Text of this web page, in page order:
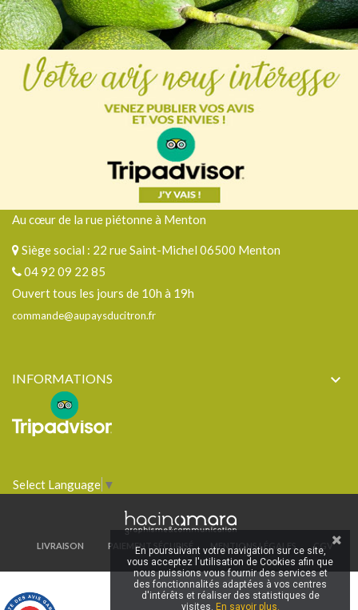
Au cœur de la rue piétonne à Menton
Siège social : 22 rue Saint-Michel 06500 Menton
04 92 09 22 85
Ouvert tous les jours de 10h à 19h
commande@aupaysducitron.fr
INFORMATIONS 
Select Language ▼
LIVRAISON PAIEMENT SÉCURISÉ MENTIONS LÉGALES CGV
En poursuivant votre navigation sur ce site,
vous acceptez l'utilisation de Cookies afin que
nous puissions vous fournir des services et
des fonctionnalités adaptées à vos centres
d'intérêts et réaliser des statistiques de
visites. En savoir plus.